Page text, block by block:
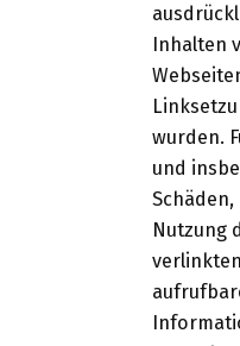
Inhalten
wurden.
und
Nutzung